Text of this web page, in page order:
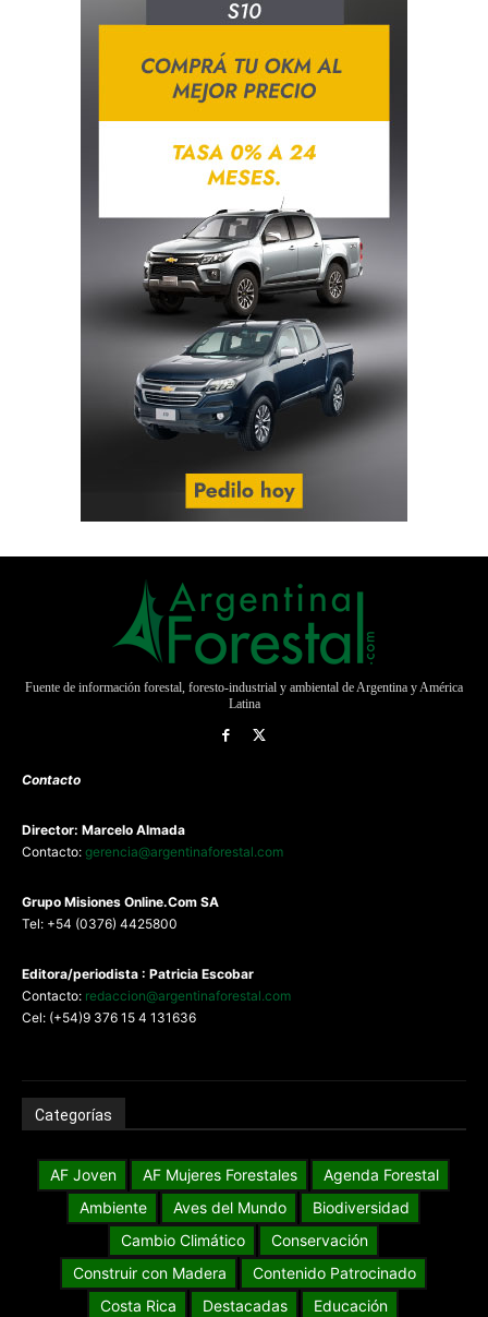
Fuente de información forestal, foresto-industrial y ambiental de Argentina y América
Contacto:
Grupo MisionesOnline.Com
Tel: +54 (0376) 4425800
Editora/periodista : Patricia Escobar
Contacto:redaccion@argentinaforestal.com
AF Joven
Ambiente
Aves del Mundo
Biodiversidad
Cambio Climático
Conservación
Construir con Madera
Contenido Patrocinado
Costa Rica
Destacadas
Educación
Energías Renovables
Galería de videos
Guia Forestal
Institucionales
Legislación y proyectos